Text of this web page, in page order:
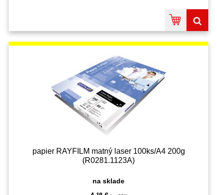
papier RAYFILM matný laser 100ks/A4 200g
(R0281.1123A)
na sklade